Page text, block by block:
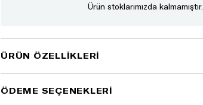
Ürün stoklarımızda kalmamıştır.
ÜRÜN ÖZELLIKLERI
ÖDEME SEÇENEKLERI